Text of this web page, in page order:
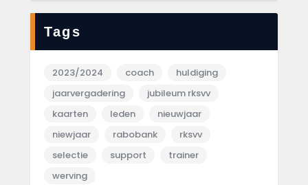
Tags
2023/2024 coach
huldiging
jaarvergadering
jubileum rksvv
kaarten
leden
nieuwjaar
niewjaar
rabobank
rksvv
selectie
support
trainer
werving